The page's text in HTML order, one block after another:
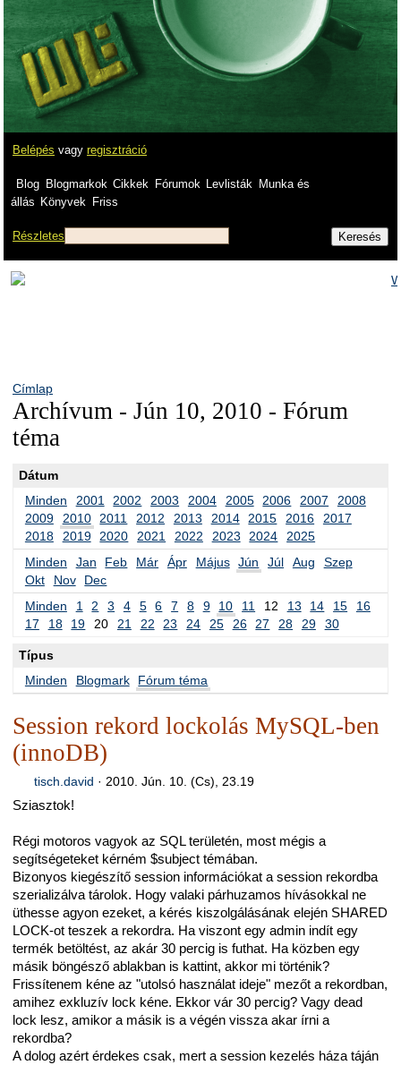
Belépés vagy regisztráció
Blog Blogmarkok Cikkek Fórumok Levlisták
Munka és
állás Könyvek Friss
Részletes
Címlap
Archívum - Jún 10, 2010 - Fórum
téma
Dátum
Minden
2001 2002 2003 2004 2005 2006 2007
2008
2009
2010 2011 2012 2013 2014 2015 2016
2017
2018
2019 2020 2021 2022 2023 2024
2025
Minden
Jan Feb Már Ápr Május Jún Júl Aug
Szep
Okt
Nov
Dec
Minden
1 2 3 4 5 6 7 8 9 10 11 12 13 14 15
16
17
18 19 20 21 22 23 24 25 26 27 28 29 30
Típus
Minden
Blogmark Fórum téma
Session rekord lockolás MySQL-ben
(innoDB)
tisch.david · 2010. Jún. 10. (Cs), 23.19
Sziasztok!
Régi motoros vagyok az SQL területén, most mégis a
segítségeteket kérném $subject témában.
Bizonyos kiegészítő session információkat a session rekordba
szerializálva tárolok. Hogy valaki párhuzamos hívásokkal ne
üthesse agyon ezeket, a kérés kiszolgálásának elején SHARED
LOCK-ot teszek a rekordra. Ha viszont egy admin indít egy
termék betöltést, az akár 30 percig is futhat. Ha közben egy
másik böngésző ablakban is kattint, akkor mi történik?
Frissítenem kéne az "utolsó használat ideje" mezőt a rekordban,
amihez exkluzív lock kéne. Ekkor vár 30 percig? Vagy dead
lock lesz, amikor a másik is a végén vissza akar írni a
rekordba?
A dolog azért érdekes csak, mert a session kezelés háza táján